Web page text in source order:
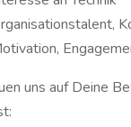
uns auf Deine